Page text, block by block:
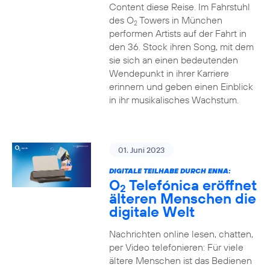
Content diese Reise. Im Fahrstuhl
des O2Towers in München
performen Artists auf der Fahrt in
den 36. Stock ihren Song, mit dem
sie sich an einen bedeutenden
Wendepunkt in ihrer Karriere
erinnern und geben einen Einblick
in ihr musikalisches Wachstum.
01. Juni 2023
DIGITALE TEILHABE DURCH ENNA:
O2 Telefónica eröffnet
älteren Menschen die
digitale Welt
Nachrichten online lesen, chatten,
per Video telefonieren: Für viele
ältere Menschen ist das Bedienen